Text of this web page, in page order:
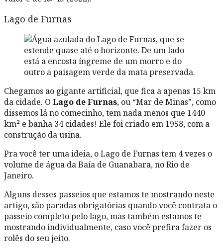
Lago de Furnas
Chegamos ao gigante artificial, que fica a apenas 15 km
da cidade. O Lago de Furnas, ou “Mar de Minas”, como
dissemos lá no comecinho, tem nada menos que 1440
km² e banha 34 cidades! Ele foi criado em 1958, com a
construção da usina.
Pra você ter uma ideia, o Lago de Furnas tem 4 vezes o
volume de água da Baía de Guanabara, no Rio de
Janeiro.
Alguns desses passeios que estamos te mostrando neste
artigo, são paradas obrigatórias quando você contrata o
passeio completo pelo lago, mas também estamos te
mostrando individualmente, caso você prefira fazer os
rolês do seu jeito.